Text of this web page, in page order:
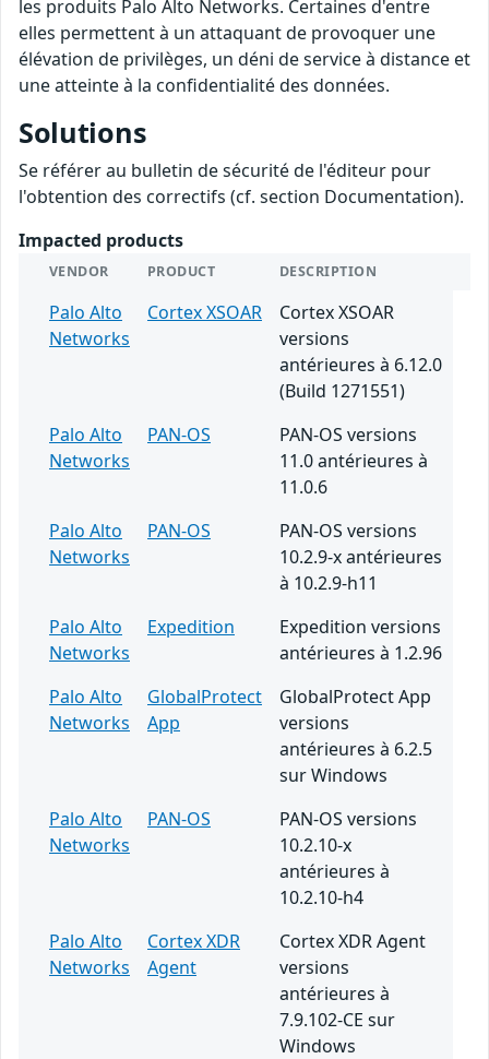
les produits Palo Alto Networks. Certaines d'entre
elles permettent à un attaquant de provoquer une
élévation de privilèges, un déni de service à distance et
une atteinte à la confidentialité des données.
Solutions
Se référer au bulletin de sécurité de l'éditeur pour
l'obtention des correctifs (cf. section Documentation).
Impacted products
VENDOR PRODUCT DESCRIPTION
Palo Alto
Networks
Cortex XSOAR
Cortex XSOAR
versions
antérieures à 6.12.0
(Build 1271551)
Palo Alto
Networks
PAN-OS
PAN-OS versions
11.0 antérieures à
11.0.6
Palo Alto
Networks
PAN-OS
PAN-OS versions
10.2.9-x antérieures
à 10.2.9-h11
Palo Alto
Networks
Expedition
Expedition versions
antérieures à 1.2.96
Palo Alto
Networks
GlobalProtect
App
GlobalProtect App
versions
antérieures à 6.2.5
sur Windows
Palo Alto
Networks
PAN-OS
PAN-OS versions
10.2.10-x
antérieures à
10.2.10-h4
Palo Alto
Networks
Cortex XDR
Agent
Cortex XDR Agent
versions
antérieures à
7.9.102-CE sur
Windows